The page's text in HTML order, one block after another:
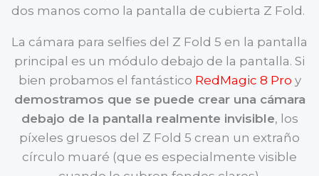
dos manos como la pantalla de cubierta Z Fold.
La cámara para selfies del Z Fold 5 en la pantalla
principal es un módulo debajo de la pantalla. Si
bien probamos el fantástico RedMagic 8 Pro y
demostramos que se puede crear una cámara
debajo de la pantalla realmente invisible, los
píxeles gruesos del Z Fold 5 crean un extraño
círculo muaré (que es especialmente visible